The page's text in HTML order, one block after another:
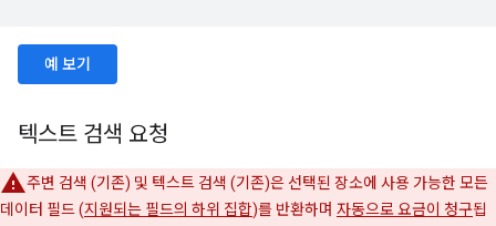
예 보기
텍스트 검색 요청
주변 검색 (기존) 및 텍스트 검색 (기존)은 선택된 장소에 사용 가능한 모든
데이터 필드 (지원되는 필드의 하위 집합)를 반환하며 자동으로 요금이 청구됩